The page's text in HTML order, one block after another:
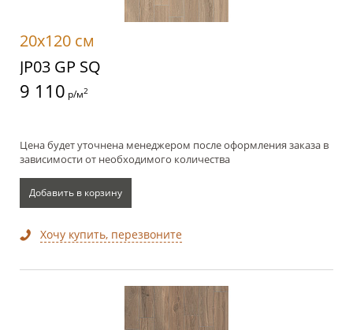
20x120 см
JP03 GP SQ
9 110 р/м2
Цена будет уточнена менеджером после оформления заказа в
зависимости от необходимого количества
Добавить в корзину
Хочу купить, перезвоните